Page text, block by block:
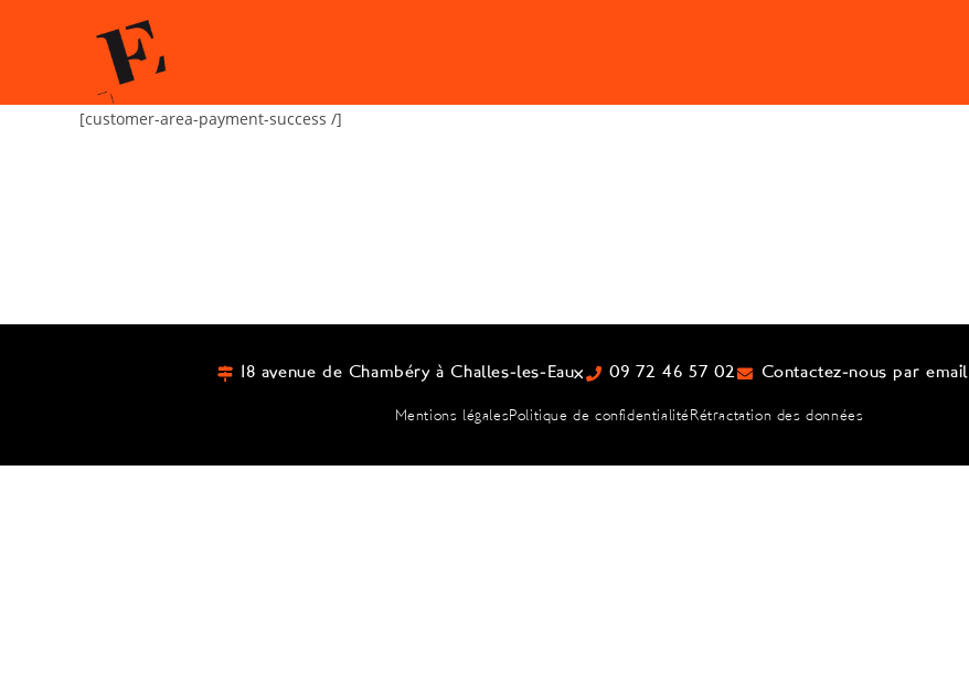
[customer-area-payment-success /]
18 avenue de Chambéry à Challes-les-Eaux 09 72 46 57 02 Contactez-nous par email
Mentions légalesPolitique de confidentialitéRétractation des données